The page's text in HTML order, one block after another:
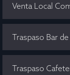
Venta Local
Traspaso Bar
Traspaso